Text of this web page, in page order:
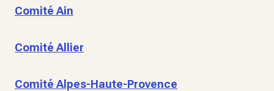
Comité Ain
Comité Allier
Comité Alpes-Haute-Provence